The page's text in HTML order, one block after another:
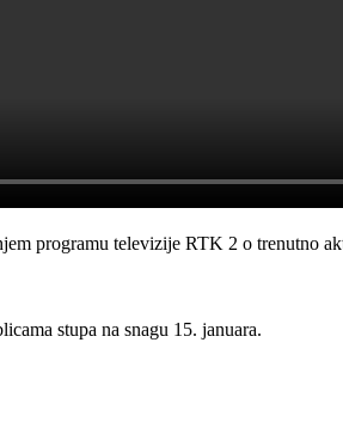
programu televizije RTK 2 o trenutno
stupa na snagu 15. januara.